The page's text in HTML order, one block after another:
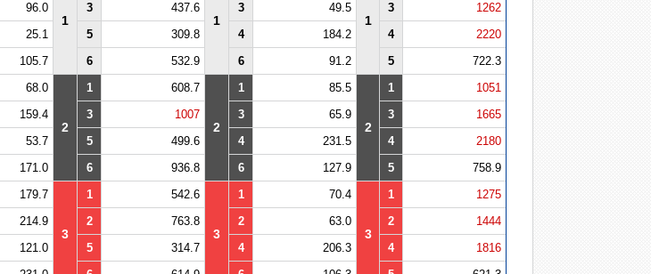
1 1 1
96.0 3 437.6 3 49.5 3
1262
25.1 5 309.8 4 184.2 4
2220
105.7 6 532.9 6 91.2 5 722.3
68.0
2
1 608.7
2
1 85.5
2
1
1051
159.4 3 1007 3 65.9 3
1665
53.7 5 499.6 4 231.5 4
2180
171.0 6 936.8 6 127.9 5 758.9
179.7
3
1 542.6
3
1 70.4
3
1
1275
214.9 2 763.8 2 63.0 2
1444
121.0 5 314.7 4 206.3 4
1816